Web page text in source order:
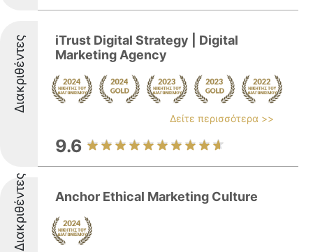
Διακριθέντες
iTrust Digital Strategy | Digital
Marketing Agency
Δείτε περισσότερα >>
9.6
Διακριθέντες Anchor Ethical Marketing Culture